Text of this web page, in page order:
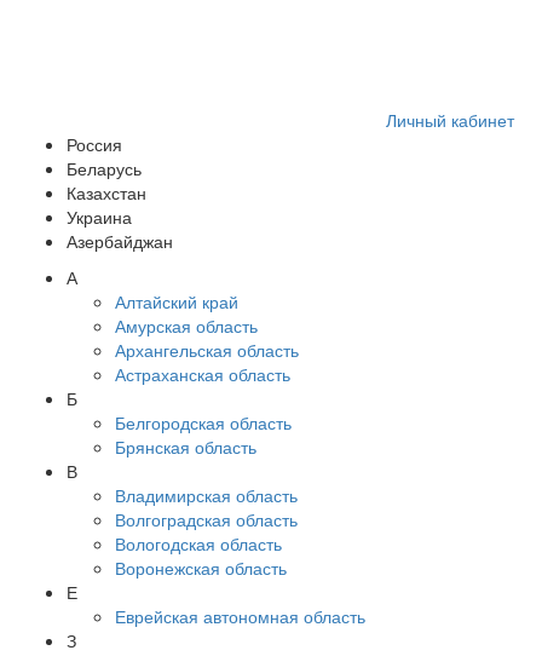
Личный кабинет
Россия
Беларусь
Казахстан
Украина
Азербайджан
А
Алтайский край
Амурская область
Архангельская область
Астраханская область
Б
Белгородская область
Брянская область
В
Владимирская область
Волгоградская область
Вологодская область
Воронежская область
Е
Еврейская автономная область
З